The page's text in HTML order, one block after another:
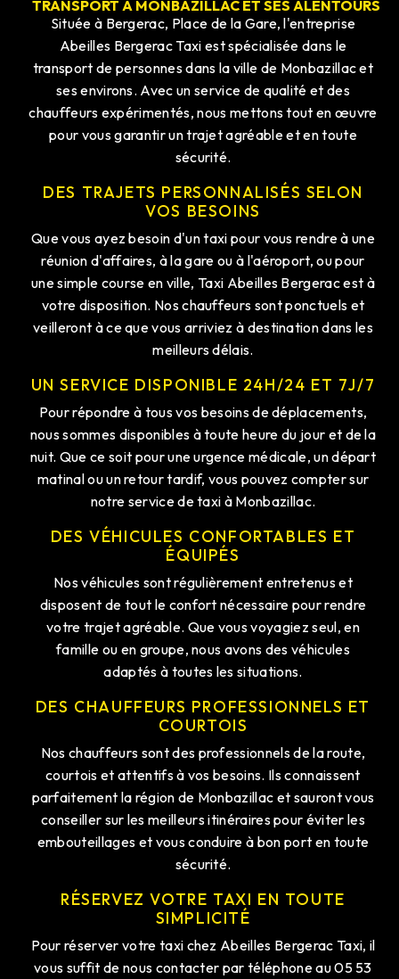
TRANSPORT À MONBAZILLAC ET SES ALENTOURS
Située à Bergerac, Place de la Gare, l'entreprise
Abeilles Bergerac Taxi est spécialisée dans le
transport de personnes dans la ville de Monbazillac et
ses environs. Avec un service de qualité et des
chauffeurs expérimentés, nous mettons tout en œuvre
pour vous garantir un trajet agréable et en toute
sécurité.
DES TRAJETS PERSONNALISÉS SELON
VOS BESOINS
Que vous ayez besoin d'un taxi pour vous rendre à une
réunion d'affaires, à la gare ou à l'aéroport, ou pour
une simple course en ville, Taxi Abeilles Bergerac est à
votre disposition. Nos chauffeurs sont ponctuels et
veilleront à ce que vous arriviez à destination dans les
meilleurs délais.
UN SERVICE DISPONIBLE 24H/24 ET 7J/7
Pour répondre à tous vos besoins de déplacements,
nous sommes disponibles à toute heure du jour et de la
nuit. Que ce soit pour une urgence médicale, un départ
matinal ou un retour tardif, vous pouvez compter sur
notre service de taxi à Monbazillac.
DES VÉHICULES CONFORTABLES ET
ÉQUIPÉS
Nos véhicules sont régulièrement entretenus et
disposent de tout le confort nécessaire pour rendre
votre trajet agréable. Que vous voyagiez seul, en
famille ou en groupe, nous avons des véhicules
adaptés à toutes les situations.
DES CHAUFFEURS PROFESSIONNELS ET
COURTOIS
Nos chauffeurs sont des professionnels de la route,
courtois et attentifs à vos besoins. Ils connaissent
parfaitement la région de Monbazillac et sauront vous
conseiller sur les meilleurs itinéraires pour éviter les
embouteillages et vous conduire à bon port en toute
sécurité.
RÉSERVEZ VOTRE TAXI EN TOUTE
SIMPLICITÉ
Pour réserver votre taxi chez Abeilles Bergerac Taxi, il
vous suffit de nous contacter par téléphone au 05 53